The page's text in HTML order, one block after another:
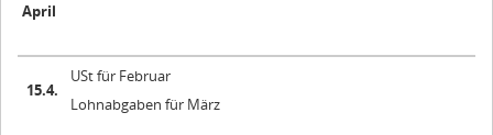
April
15.4.
USt für Februar
Lohnabgaben für März